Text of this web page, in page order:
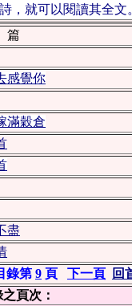
，就可以閱讀其全文
感覺你
滿穀倉
盡
錄第 9 頁 下一頁 回
頁次：